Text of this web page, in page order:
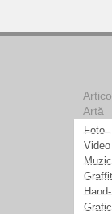
Artă
Foto
Video